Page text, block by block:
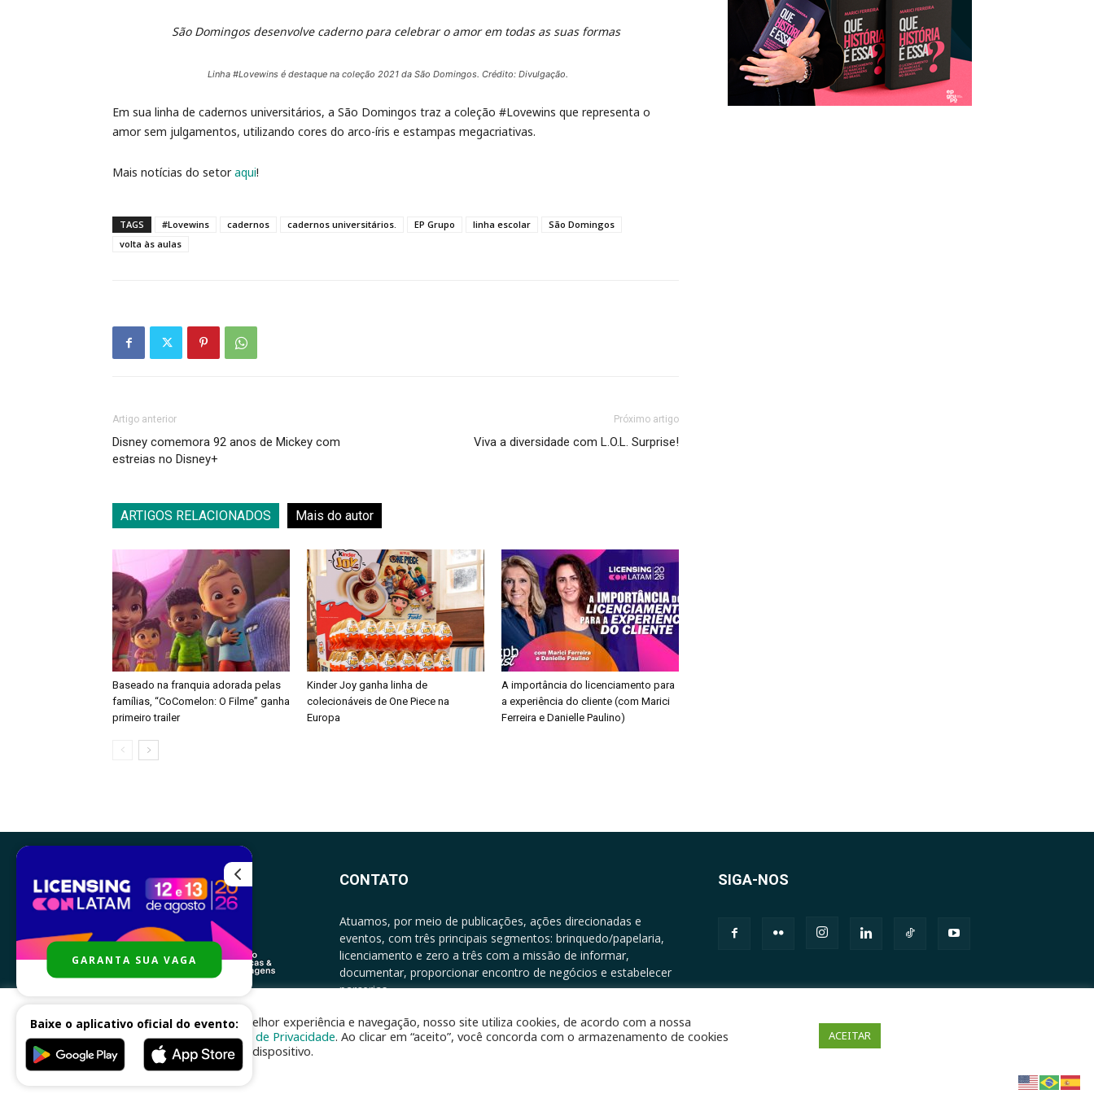
São Domingos desenvolve caderno para celebrar o amor em todas as suas formas
Linha #Lovewins é destaque na coleção 2021 da São Domingos. Crédito: Divulgação.
Em sua linha de cadernos universitários, a São Domingos traz a coleção #Lovewins que representa o
amor sem julgamentos, utilizando cores do arco-íris e estampas megacriativas.
Mais notícias do setoraqui!
TAGS #Lovewins cadernos cadernos universitários. EP Grupo linha escolar
São Domingos
volta às aulas
Artigo anterior
Disney comemora 92 anos de Mickey com
estreias no Disney+
Próximo artigo
Viva a diversidade com L.O.L. Surprise!
ARTIGOS RELACIONADOS Mais do autor
Baseado na franquia adorada pelas
famílias, “CoComelon: O Filme” ganha
primeiro trailer
Kinder Joy ganha linha de
colecionáveis de One Piece na
Europa
A importância do licenciamento para
a experiência do cliente (com Marici
Ferreira e Danielle Paulino)
CONTATO
Atuamos, por meio de publicações, ações direcionadas e
eventos, com três principais segmentos: brinquedo/papelaria,
licenciamento e zero a três com a missão de informar,
documentar, proporcionar encontro de negócios e estabelecer
parcerias.
SIGA-NOS
Para melhor experiência e navegação, nosso site utiliza cookies, de acordo com a nossa
Política de Privacidade. Ao clicar em “aceito”, você concorda com o armazenamento de cookies
no seu dispositivo.
ACEITAR
GARANTA SUA VAGA
Baixe o aplicativo oficial do evento: